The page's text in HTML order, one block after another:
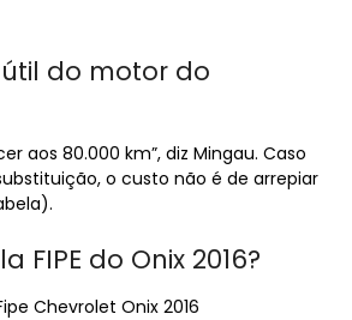
do motor do
aos 80.000 km”, diz Mingau. Caso
o custo não é de arrepiar
FIPE do Onix 2016?
Chevrolet Onix 2016